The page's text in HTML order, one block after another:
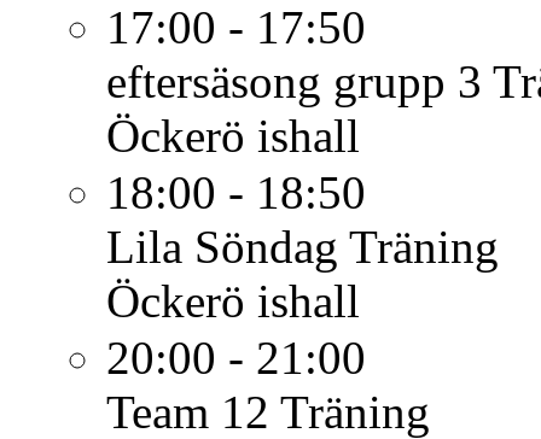
17:00 - 17:50
eftersäsong grupp 3
Öckerö ishall
18:00 - 18:50
Lila Söndag Träning
Öckerö ishall
20:00 - 21:00
Team 12 Träning